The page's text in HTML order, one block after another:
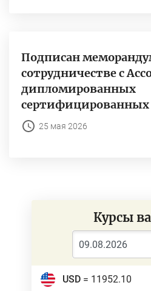
Подписан
сотрудничестве с
дипломированных
сертифицированных
25 мая 2026
Курсы
USD= 11952.10